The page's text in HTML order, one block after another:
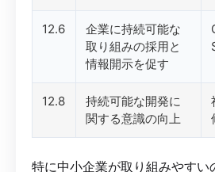
12.6
企業に持続可能な
取り組みの採用と
情報開示を促す
12.8
持続可能な開発に
関する意識の向上
特に中小企業が取り組みやすい